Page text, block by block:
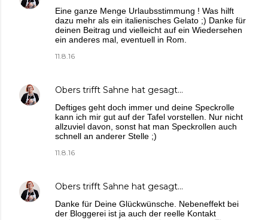
Eine ganze Menge Urlaubsstimmung ! Was hilft
dazu mehr als ein italienisches Gelato ;) Danke für
deinen Beitrag und vielleicht auf ein Wiedersehen
ein anderes mal, eventuell in Rom.
11.8.16
Obers trifft Sahne hat gesagt…
Deftiges geht doch immer und deine Speckrolle
kann ich mir gut auf der Tafel vorstellen. Nur nicht
allzuviel davon, sonst hat man Speckrollen auch
schnell an anderer Stelle ;)
11.8.16
Obers trifft Sahne hat gesagt…
Danke für Deine Glückwünsche. Nebeneffekt bei
der Bloggerei ist ja auch der reelle Kontakt